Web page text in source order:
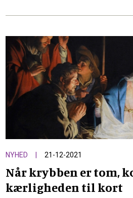
NYHED 21-12-2021
Når krybben er tom,
kærligheden til kort